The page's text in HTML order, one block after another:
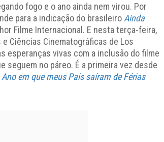
fogo e o ano ainda nem virou. Por
para a indicação do brasileiro Ainda
Filme Internacional. E nesta terça-feira,
e Ciências Cinematográficas de Los
esperanças vivas com a inclusão do filme
no páreo. É a primeira vez desde
Ano em que meus Pais saíram de Férias